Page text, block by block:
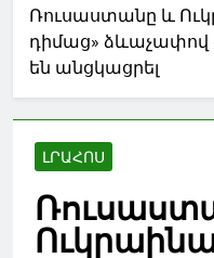
Ռուսաստանը և
դիմաց» ձևաչափով
են անցկացրել
ԼՐԱՀՈՍ